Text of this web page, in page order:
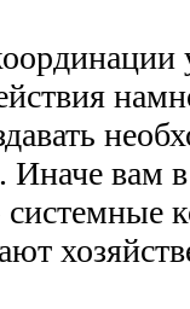
Иначе вам
системные